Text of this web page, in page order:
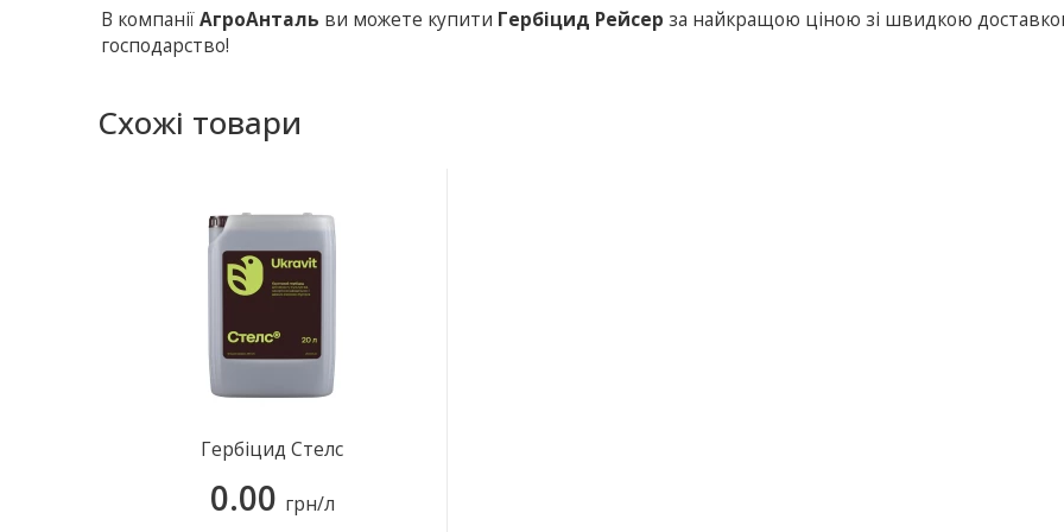
В компаніїАгроАнталь ви можете купити Гербіцид Рейсерза найкращою ціною зі швидкою
господарство!
Схожі товари
Гербіцид Стелс
0.00 грн/л